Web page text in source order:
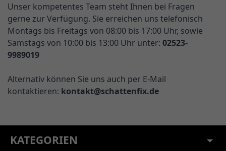
Unser kompetentes Team steht Ihnen bei Fragen
gerne zur Verfügung. Sie erreichen uns telefonisch
Montags bis Freitags von 08:00 bis 17:00 Uhr, sowie
Samstags von 10:00 bis 13:00 Uhr unter: 02523-
9989019
Alternativ können Sie uns auch per E-Mail
kontaktieren: kontakt@schattenfix.de
KATEGORIEN